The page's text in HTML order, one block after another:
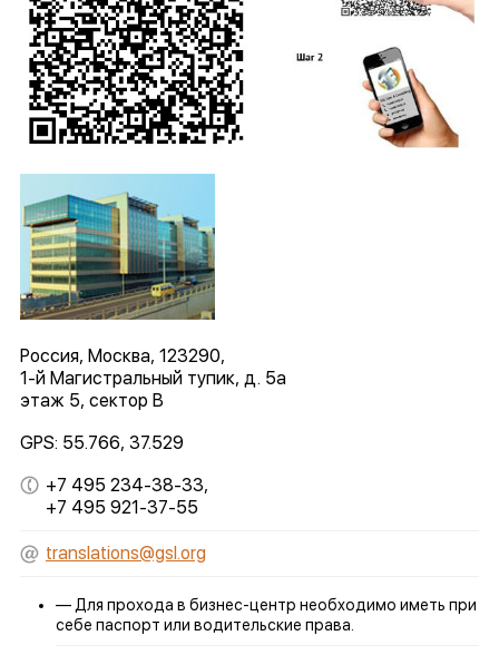
Россия, Москва, 123290,
1-й Магистральный тупик, д. 5а
этаж 5, сектор B
GPS: 55.766, 37.529
+7 495 234-38-33,
+7 495 921-37-55
translations@gsl.org
— Для прохода в бизнес-центр необходимо иметь при
себе паспорт или водительские права.